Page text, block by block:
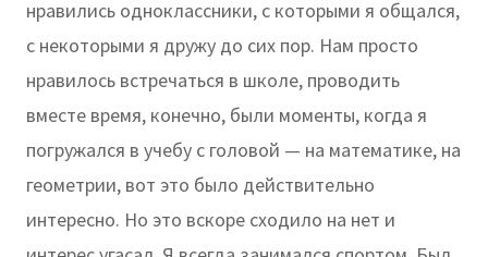
нравились одноклассники, с которыми я общался,
с некоторыми я дружу до сих пор. Нам просто
нравилось встречаться в школе, проводить
вместе время, конечно, были моменты, когда я
погружался в учебу с головой — на математике, на
геометрии, вот это было действительно
интересно. Но это вскоре сходило на нет и